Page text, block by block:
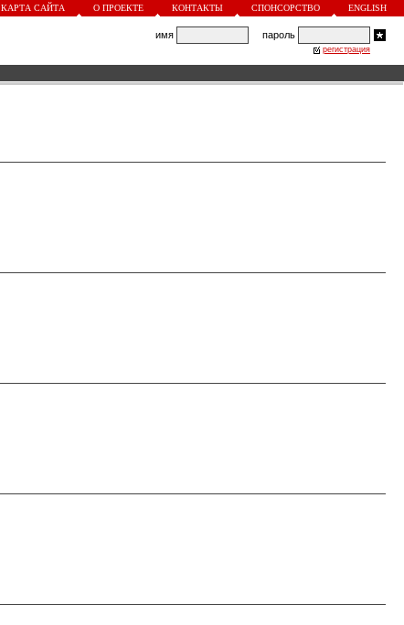
КАРТА САЙТА О ПРОЕКТЕ КОНТАКТЫ СПОНСОРСТВО ENGLISH
имя пароль
регистрация